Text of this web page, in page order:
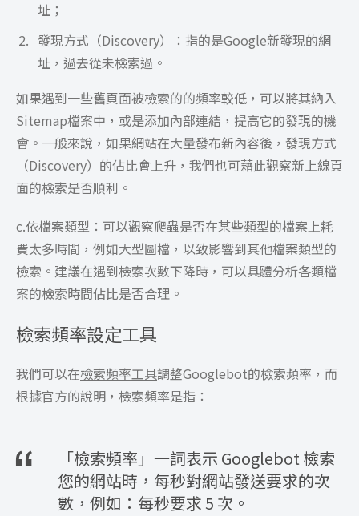
址；
發現方式（Discovery）：指的是Google新發現的網
址，過去從未檢索過。
如果遇到一些舊頁面被檢索的的頻率較低，可以將其納入
Sitemap檔案中，或是添加內部連結，提高它的發現的機
會。一般來說，如果網站在大量發布新內容後，發現方式
（Discovery）的佔比會上升，我們也可藉此觀察新上線頁
面的檢索是否順利。
c.依檔案類型：可以觀察爬蟲是否在某些類型的檔案上耗
費太多時間，例如大型圖檔，以致影響到其他檔案類型的
檢索。建議在遇到檢索次數下降時，可以具體分析各類檔
案的檢索時間佔比是否合理。
檢索頻率設定工具
我們可以在檢索頻率工具調整Googlebot的檢索頻率，而
根據官方的說明，檢索頻率是指：
「檢索頻率」一詞表示 Googlebot 檢索
您的網站時，每秒對網站發送要求的次
數，例如：每秒要求 5 次。